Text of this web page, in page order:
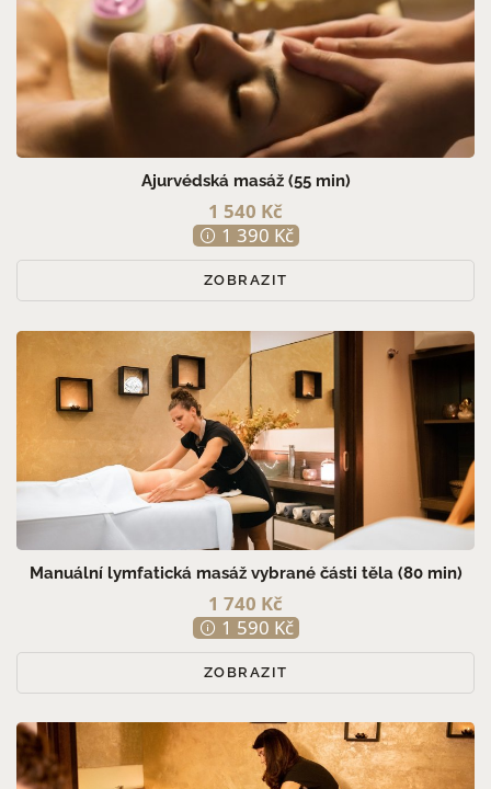
Ajurvédská masáž (55 min)
1 540 Kč
1 390 Kč
ZOBRAZIT
Manuální lymfatická masáž vybrané části těla (80 min)
1 740 Kč
1 590 Kč
ZOBRAZIT